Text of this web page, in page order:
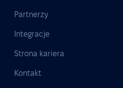
Partnerzy
Integracje
Strona kariera
Kontakt